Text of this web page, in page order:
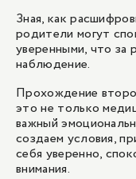
Зная, как
родители могут
уверенными, что за
наблюдение.
Прохождение
это не только
важный
создаем условия,
себя уверенно,
внимания.